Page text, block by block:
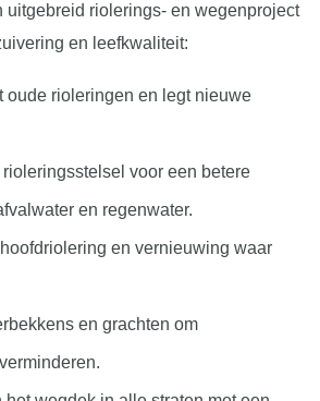
uitgebreid riolerings- en wegenproject
en leefkwaliteit:
oude rioleringen en legt nieuwe
voor een betere
en regenwater.
en vernieuwing waar
en grachten om